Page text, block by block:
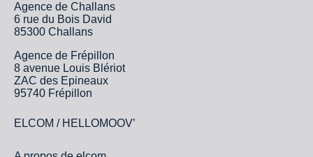
Agence de Challans
6 rue du Bois David
85300 Challans
Agence de Frépillon
8 avenue Louis Blériot
ZAC des Epineaux
95740 Frépillon
ELCOM / HELLOMOOV’